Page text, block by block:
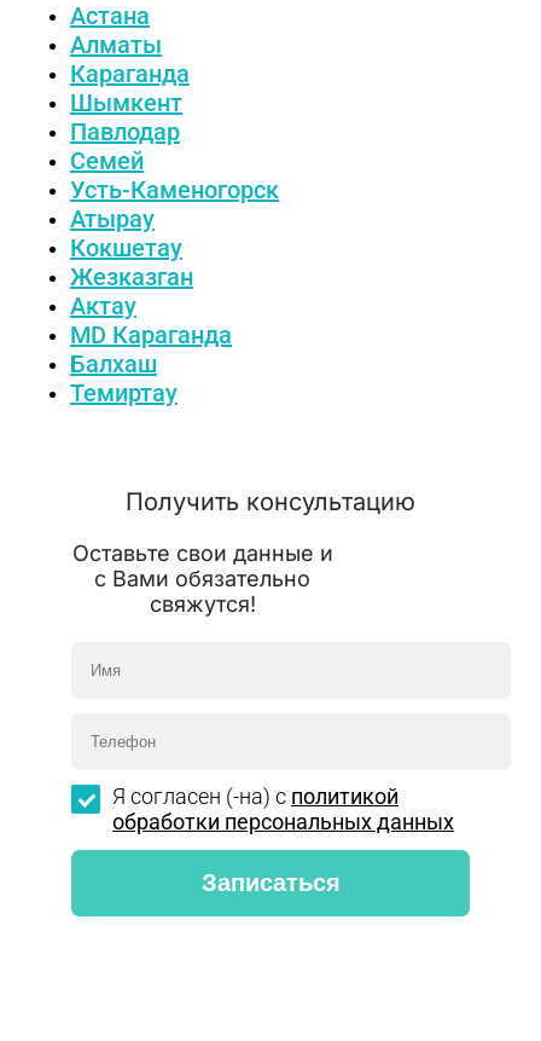
Астана
Алматы
Караганда
Шымкент
Павлодар
Семей
Усть-Каменогорск
Атырау
Кокшетау
Жезказган
Актау
MD Караганда
Балхаш
Темиртау
Получить консультацию
Оставьте свои данные и
с Вами обязательно
свяжутся!
Я согласен (-на) с политикой
обработки персональных данных